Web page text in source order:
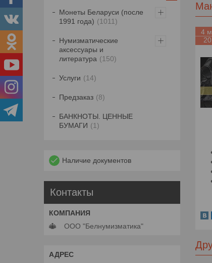
4
Монеты Беларуси (после
1991 года)
1011
Нумизматические
аксессуары и
литература
150
Услуги 14
Предзаказ 8
БАНКНОТЫ. ЦЕННЫЕ
БУМАГИ
1
Наличие документов
Контакты
ООО "Белнумизматика"